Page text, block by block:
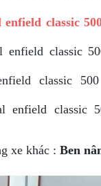
classic
enfield classic
classic
enfield classic
xe khác : Ben